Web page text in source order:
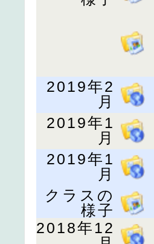
2019年2
月
2019年1
月
2019年1
月
クラスの
様子
2018年12